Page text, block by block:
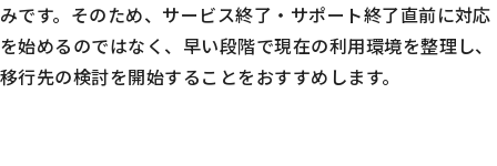
みです。そのため、サービス終了・サポート終了直前に対応
を始めるのではなく、早い段階で現在の利用環境を整理し、
移行先の検討を開始することをおすすめします。